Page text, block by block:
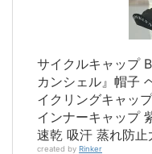
サイクルキャップ
カンシェル』帽子
イクリングキャッ
インナーキャップ
速乾 吸汗 蒸れ防
created by Rinker